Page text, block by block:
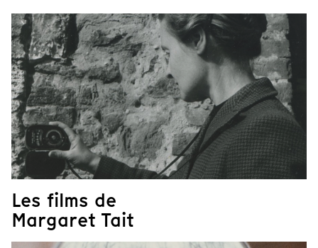
Les films de
Margaret Tait